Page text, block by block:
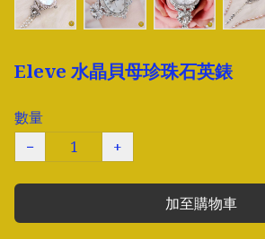
Eleve 水晶貝母珍珠石英錶
數量
−
+
加至購物車